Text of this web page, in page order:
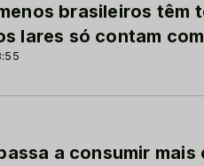
brasileiros têm
lares só contam
a consumir